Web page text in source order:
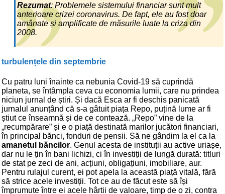
Rezumat: Problemele sistemului financiar sunt mult
anterioare crizei coronavirus. De fapt, ele au fost doar
amânate și amplificate de măsurile luate la criza din
2008.
turbulențele din septembrie
Cu patru luni înainte ca nebunia Covid-19 să cuprindă
planeta, se întâmpla ceva cu economia lumii, care nu prindea
niciun jurnal de știri. Și dacă Esca ar fi deschis panicată
jurnalul anunțând că s-a gâtuit piața Repo, puțină lume ar fi
știut ce înseamnă și de ce contează. „Repo” vine de la
„recumpărare” și e o piață destinată marilor jucători financiari,
în principal bănci, fonduri de pensii. Să ne gândim la el ca la
amanetul băncilor. Genul acesta de instituții au active uriașe,
dar nu le țin în bani lichizi, ci în investiții de lungă durată: titluri
de stat pe zeci de ani, acțiuni, obligațiuni, imobiliare, aur.
Pentru rulajul curent, ei pot apela la această piață vitală, fără
să strice acele investiții. Tot ce au de făcut este să își
împrumute între ei acele hârtii de valoare, timp de o zi, contra